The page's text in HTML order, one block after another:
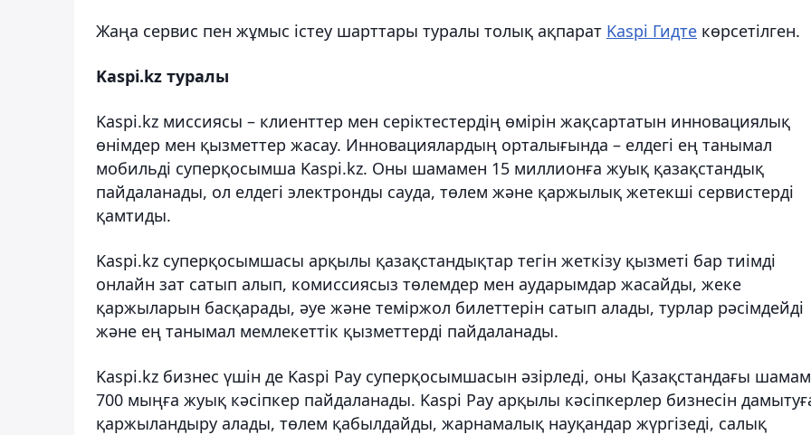
Жаңа сервис пен жұмыс істеу шарттары туралы толық ақпарат Kaspi Гидте көрсетілген.
Kaspi.kz туралы
Kaspi.kz миссиясы – клиенттер мен серіктестердің өмірін жақсартатын инновациялық
өнімдер мен қызметтер жасау. Инновациялардың орталығында – елдегі ең танымал
мобильді суперқосымша Kaspi.kz. Оны шамамен 15 миллионға жуық қазақстандық
пайдаланады, ол елдегі электронды сауда, төлем және қаржылық жетекші сервистерді
қамтиды.
Kaspi.kz суперқосымшасы арқылы қазақстандықтар тегін жеткізу қызметі бар тиімді
онлайн зат сатып алып, комиссиясыз төлемдер мен аударымдар жасайды, жеке
қаржыларын басқарады, әуе және теміржол билеттерін сатып алады, турлар рәсімдейді
және ең танымал мемлекеттік қызметтерді пайдаланады.
Kaspi.kz бизнес үшін де Kaspi Pay суперқосымшасын әзірледі, оны Қазақстандағы
700 мыңға жуық кәсіпкер пайдаланады. Kaspi Pay арқылы кәсіпкерлер бизнесін
қаржыландыру алады, төлем қабылдайды, жарнамалық науқандар жүргізеді, салық